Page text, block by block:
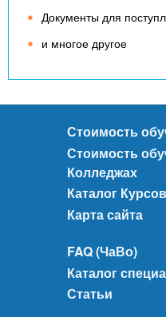
Документы для
и многое другое
Стоимость
Стоимость
Колледжах
Каталог Курсов
Карта сайта
FAQ (ЧаВо)
Каталог
Статьи